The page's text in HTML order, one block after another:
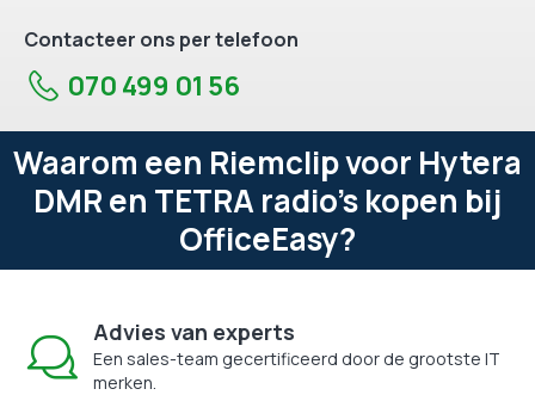
Contacteer ons per telefoon
070 499 01 56
Waarom een Riemclip voor Hytera
DMR en TETRA radio's kopen bij
OfficeEasy?
Advies van experts
Een sales-team gecertificeerd door de grootste IT
merken.